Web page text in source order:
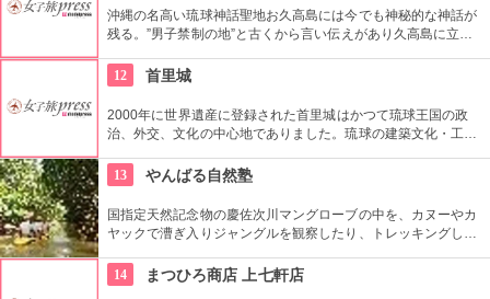
沖縄の名高い琉球神話聖地お久高島には今でも神秘的な神話が
残る。”男子禁制の地”と古くから言い伝えがあり久高島に立ち
ことができないスーパーもコンビニも床屋も娯楽施設もない場
所です。「土地は神様からお借りしているもの」と、沖縄の古
くからの信仰心で守られた島です。
12 首里城
2000年に世界遺産に登録された首里城はかつて琉球王国の政
治、外交、文化の中心地でありました。琉球の建築文化・工
す。
13 やんばる自然塾
国指定天然記念物の慶佐次川マングローブの中を、カヌーやカ
ヤックで漕ぎ入りジャングルを観察したり、トレッキングしな
を贅沢に体験する事も可能。とにかく沢山のプランが用意され
ているので、沖縄の自然を満喫できること間違い無し。
14 まつひろ商店 上七軒店